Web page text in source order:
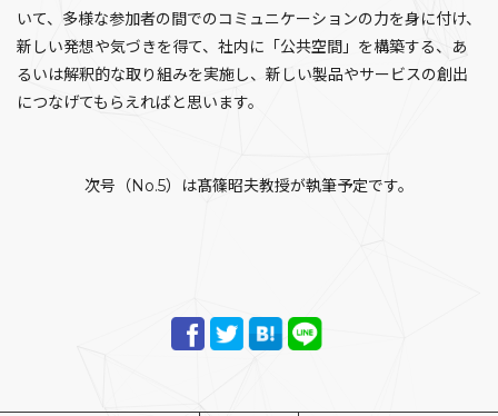
いて、多様な参加者の間でのコミュニケーションの力を身に付け、
新しい発想や気づきを得て、社内に「公共空間」を構築する、あ
るいは解釈的な取り組みを実施し、新しい製品やサービスの創出
につなげてもらえればと思います。
次号（No.5）は髙篠昭夫教授が執筆予定です。